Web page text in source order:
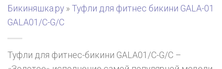
Бикиняшка.ру » Туфли для фитнес бикини GALA-01
GALA01/C-G/C
Туфли для фитнес-бикини GALA01/C-G/C –